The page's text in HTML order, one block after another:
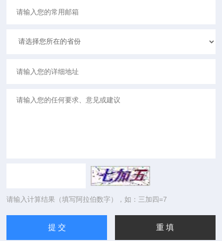
请输入计算结果（填写阿拉伯数字），如：三加四=7